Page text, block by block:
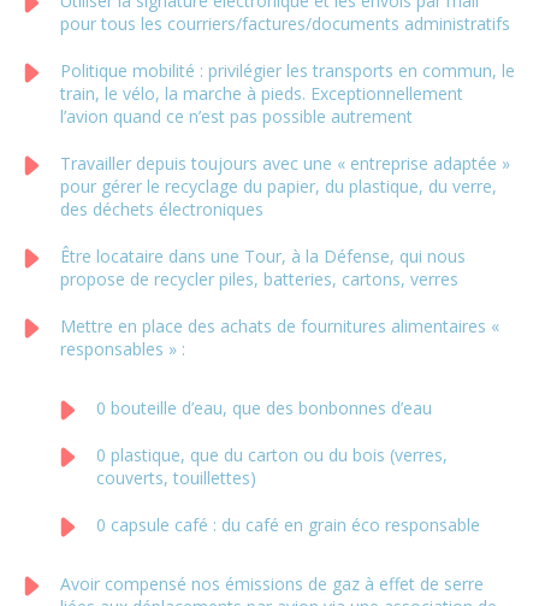
pour tous les courriers/factures/documents administratifs
Politique mobilité : privilégier les transports en commun, le
train, le vélo, la marche à pieds. Exceptionnellement
l’avion quand ce n’est pas possible autrement
Travailler depuis toujours avec une « entreprise adaptée »
pour gérer le recyclage du papier, du plastique, du verre,
des déchets électroniques
Être locataire dans une Tour, à la Défense, qui nous
propose de recycler piles, batteries, cartons, verres
Mettre en place des achats de fournitures alimentaires «
responsables » :
0 bouteille d’eau, que des bonbonnes d’eau
0 plastique, que du carton ou du bois (verres,
couverts, touillettes)
0 capsule café : du café en grain éco responsable
Avoir compensé nos émissions de gaz à effet de serre